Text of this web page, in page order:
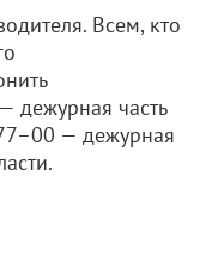
Всем, кто
дежурная часть
— дежурная